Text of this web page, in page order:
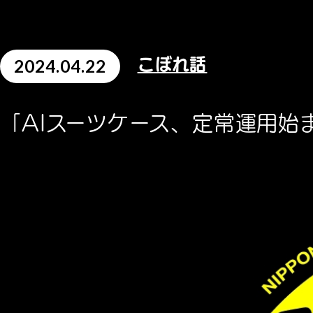
2024.04.22 こぼれ話
「AIスーツケース、定常運用始